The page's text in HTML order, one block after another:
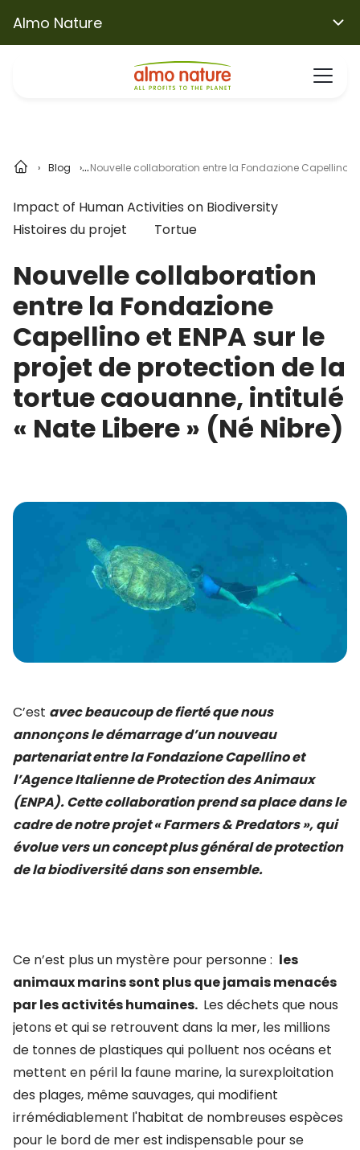
Almo Nature
Blog Nouvelle collaboration entre la Fondazione Capellino
Impact of Human Activities on Biodiversity
Histoires du projet
Tortue
Nouvelle collaboration
entre la Fondazione
Capellino et ENPA sur le
projet de protection de la
tortue caouanne, intitulé
« Nate Libere » (Né Nibre)
C’est avec beaucoup de fierté que nous
annonçons le démarrage d’un nouveau
partenariat entre la Fondazione Capellino et
l’Agence Italienne de Protection des Animaux
(ENPA). Cette collaboration prend sa place dans le
cadre de notre projet « Farmers & Predators », qui
évolue vers un concept plus général de protection
de la biodiversité dans son ensemble.
Ce n’est plus un mystère pour personne : les
animaux marins sont plus que jamais menacés
par les activités humaines. Les déchets que nous
jetons et qui se retrouvent dans la mer, les millions
de tonnes de plastiques qui polluent nos océans et
mettent en péril la faune marine, la surexploitation
des plages, même sauvages, qui modifient
irrémédiablement l'habitat de nombreuses espèces
pour le bord de mer est indispensable pour se